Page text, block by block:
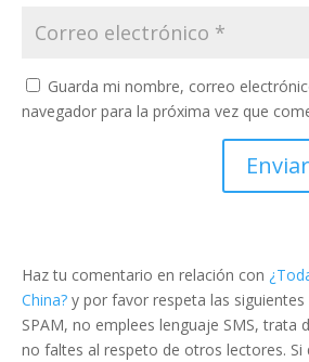
Guarda mi nombre, correo
navegador para la próxima vez que
Haz tu comentario en relación con
China? y por favor respeta las
SPAM, no emplees lenguaje SMS, trata
no faltes al respeto de otros lectores. Si